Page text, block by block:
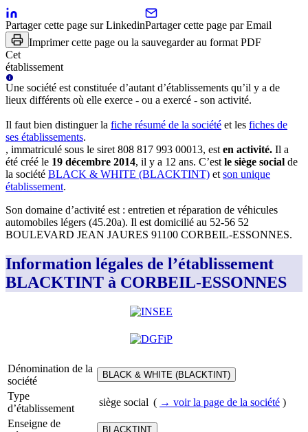
Partager cette page sur LinkedinPartager cette page par Email
Imprimer cette page ou la sauvegarder au format PDF
Cet
établissement
Une société est constituée d’autant d’établissements qu’il y a de
lieux différents où elle exerce - ou a exercé - son activité.
Il faut bien distinguer la fiche résumé de la société et les fiches de
ses établissements.
, immatriculé sous le siret 808 817 993 00013, est en activité. Il a
été créé le 19 décembre 2014, il y a 12 ans. C’est le siège social de
la société BLACK & WHITE (BLACKTINT) et son unique
établissement.
Son domaine d’activité est : entretien et réparation de véhicules
automobiles légers (45.20a). Il est domicilié au 52-56 52
BOULEVARD JEAN JAURES 91100 CORBEIL-ESSONNES.
Information légales de l’établissement
BLACKTINT à CORBEIL-ESSONNES
Dénomination de la
société
BLACK & WHITE (BLACKTINT)
Type
d’établissement
siège social ( → voir la page de la société )
Enseigne de
BLACKTINT